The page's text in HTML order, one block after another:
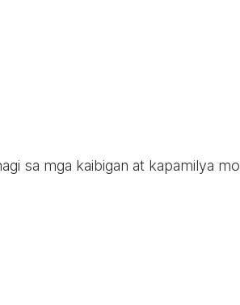
sa mga kaibigan at kapamilya mo